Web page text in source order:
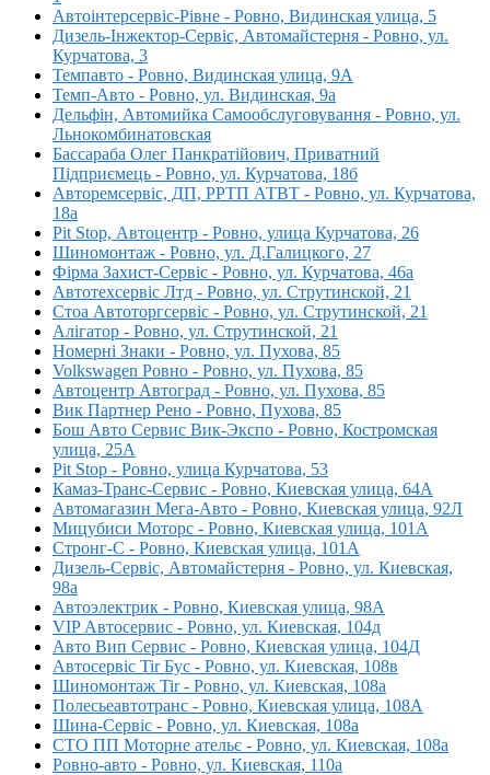
Автоінтерсервіс-Рівне - Ровно, Видинская улица, 5
Дизель-Інжектор-Сервіс, Автомайстерня - Ровно, ул.
Курчатова, 3
Темпавто - Ровно, Видинская улица, 9А
Темп-Авто - Ровно, ул. Видинская, 9а
Дельфін, Автомийка Самообслуговування - Ровно, ул.
Льнокомбинатовская
Бассараба Олег Панкратійович, Приватний
Підприємець - Ровно, ул. Курчатова, 18б
Авторемсервіс, ДП, РРТП АТВТ - Ровно, ул. Курчатова,
18а
Pit Stop, Автоцентр - Ровно, улица Курчатова, 26
Шиномонтаж - Ровно, ул. Д.Галицкого, 27
Фірма Захист-Сервіс - Ровно, ул. Курчатова, 46а
Автотехсервіс Лтд - Ровно, ул. Струтинской, 21
Стоа Автоторгсервіс - Ровно, ул. Струтинской, 21
Алігатор - Ровно, ул. Струтинской, 21
Номерні Знаки - Ровно, ул. Пухова, 85
Volkswagen Ровно - Ровно, ул. Пухова, 85
Автоцентр Автоград - Ровно, ул. Пухова, 85
Вик Партнер Рено - Ровно, Пухова, 85
Бош Авто Сервис Вик-Экспо - Ровно, Костромская
улица, 25А
Pit Stop - Ровно, улица Курчатова, 53
Камаз-Транс-Сервис - Ровно, Киевская улица, 64А
Автомагазин Мега-Авто - Ровно, Киевская улица, 92Л
Мицубиси Моторс - Ровно, Киевская улица, 101А
Стронг-С - Ровно, Киевская улица, 101А
Дизель-Сервіс, Автомайстерня - Ровно, ул. Киевская,
98а
Автоэлектрик - Ровно, Киевская улица, 98А
VIP Автосервис - Ровно, ул. Киевская, 104д
Авто Вип Сервис - Ровно, Киевская улица, 104Д
Автосервіс Tir Бус - Ровно, ул. Киевская, 108в
Шиномонтаж Tir - Ровно, ул. Киевская, 108а
Полесьеавтотранс - Ровно, Киевская улица, 108А
Шина-Сервіс - Ровно, ул. Киевская, 108а
СТО ПП Моторне ательє - Ровно, ул. Киевская, 108а
Ровно-авто - Ровно, ул. Киевская, 110а